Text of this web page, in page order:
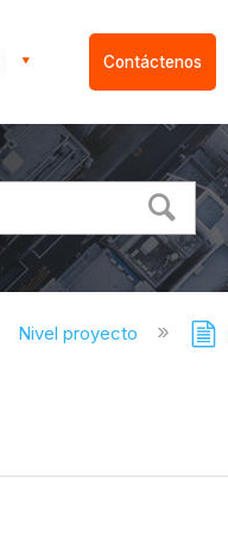
Contáctenos
Nivel proyecto